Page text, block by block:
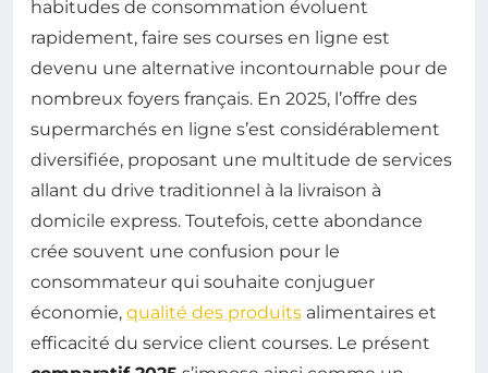
habitudes de consommation évoluent
rapidement, faire ses courses en ligne est
devenu une alternative incontournable pour de
nombreux foyers français. En 2025, l’offre des
supermarchés en ligne s’est considérablement
diversifiée, proposant une multitude de services
allant du drive traditionnel à la livraison à
domicile express. Toutefois, cette abondance
crée souvent une confusion pour le
consommateur qui souhaite conjuguer
économie, qualité des produits alimentaires et
efficacité du service client courses. Le présent